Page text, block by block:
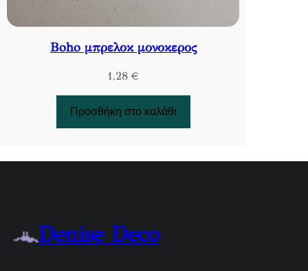
Βoho μπρελοκ μονοκερος
1,28 €
Προσθήκη στο καλάθι
Denise Deco